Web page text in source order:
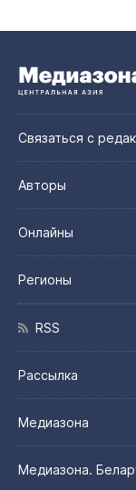
Связаться с
Авторы
Онлайны
Регионы
RSS
Рассылка
Медиазона
Медиазона.